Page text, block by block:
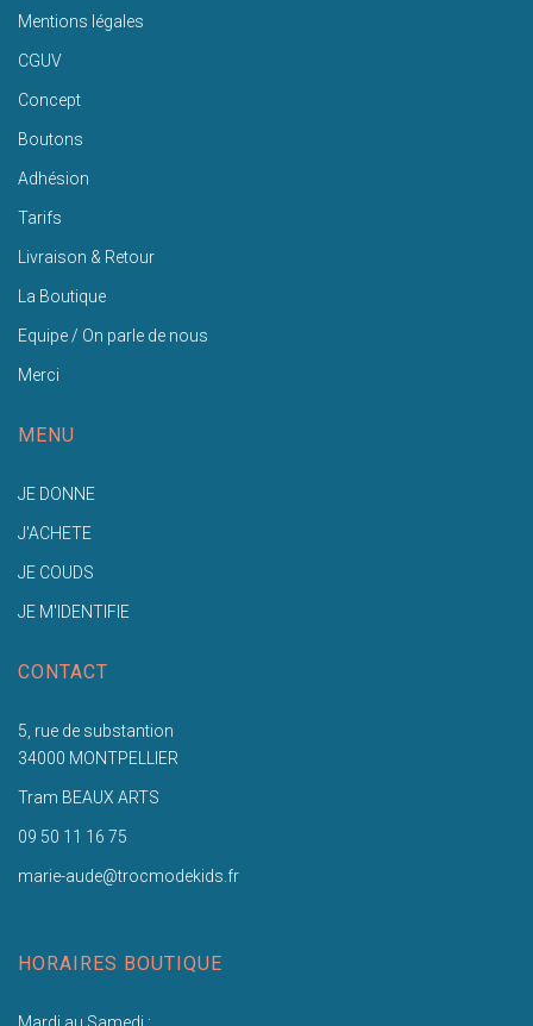
Mentions légales
CGUV
Concept
Boutons
Adhésion
Tarifs
Livraison & Retour
La Boutique
Equipe / On parle de nous
Merci
MENU
JE DONNE
J'ACHETE
JE COUDS
JE M'IDENTIFIE
CONTACT
5, rue de substantion
34000 MONTPELLIER
Tram BEAUX ARTS
09 50 11 16 75
marie-aude@trocmodekids.fr
HORAIRES BOUTIQUE